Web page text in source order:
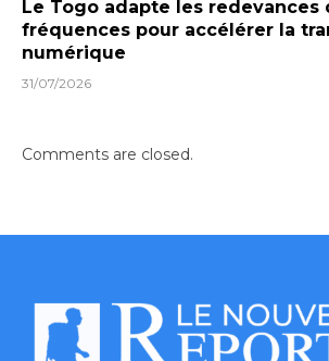
Le Togo adapte les redevances
fréquences pour accélérer la
numérique
31/07/2026
Comments are closed.